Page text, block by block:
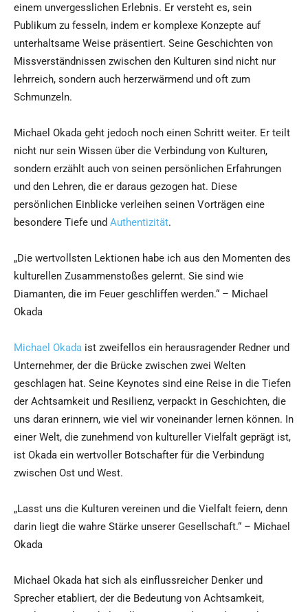
einem unvergesslichen Erlebnis. Er versteht es, sein
Publikum zu fesseln, indem er komplexe Konzepte auf
unterhaltsame Weise präsentiert. Seine Geschichten von
Missverständnissen zwischen den Kulturen sind nicht nur
lehrreich, sondern auch herzerwärmend und oft zum
Schmunzeln.
Michael Okada geht jedoch noch einen Schritt weiter. Er teilt
nicht nur sein Wissen über die Verbindung von Kulturen,
sondern erzählt auch von seinen persönlichen Erfahrungen
und den Lehren, die er daraus gezogen hat. Diese
persönlichen Einblicke verleihen seinen Vorträgen eine
besondere Tiefe und Authentizität.
„Die wertvollsten Lektionen habe ich aus den Momenten des
kulturellen Zusammenstoßes gelernt. Sie sind wie
Diamanten, die im Feuer geschliffen werden.“ – Michael
Okada
Michael Okada ist zweifellos ein herausragender Redner und
Unternehmer, der die Brücke zwischen zwei Welten
geschlagen hat. Seine Keynotes sind eine Reise in die Tiefen
der Achtsamkeit und Resilienz, verpackt in Geschichten, die
uns daran erinnern, wie viel wir voneinander lernen können. In
einer Welt, die zunehmend von kultureller Vielfalt geprägt ist,
ist Okada ein wertvoller Botschafter für die Verbindung
zwischen Ost und West.
„Lasst uns die Kulturen vereinen und die Vielfalt feiern, denn
darin liegt die wahre Stärke unserer Gesellschaft.“ – Michael
Okada
Michael Okada hat sich als einflussreicher Denker und
Sprecher etabliert, der die Bedeutung von Achtsamkeit,